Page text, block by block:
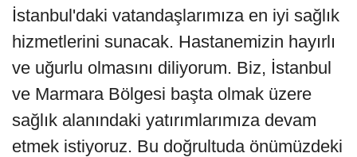
İstanbul'daki vatandaşlarımıza en iyi sağlık
hizmetlerini sunacak. Hastanemizin hayırlı
ve uğurlu olmasını diliyorum. Biz, İstanbul
ve Marmara Bölgesi başta olmak üzere
sağlık alanındaki yatırımlarımıza devam
etmek istiyoruz. Bu doğrultuda önümüzdeki